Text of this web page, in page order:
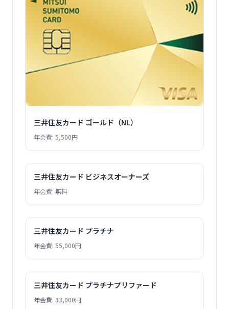
三井住友カード ゴールド（NL）
年会費: 5,500円
三井住友カード ビジネスオーナーズ
年会費: 無料
三井住友カード プラチナ
年会費: 55,000円
三井住友カード プラチナプリファード
年会費: 33,000円